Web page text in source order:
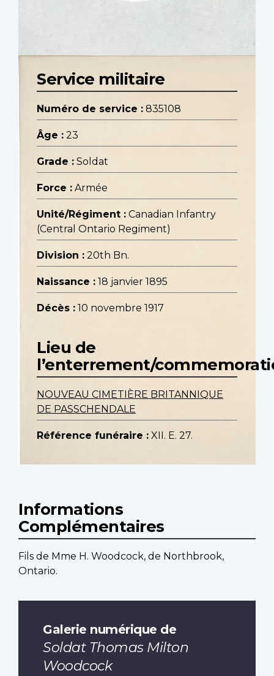
Service militaire
Numéro de service : 835108
Âge : 23
Grade : Soldat
Force : Armée
Unité/Régiment : Canadian Infantry
(Central Ontario Regiment)
Division : 20th Bn.
Naissance : 18 janvier 1895
Décès : 10 novembre 1917
Lieu de
l’enterrement/
NOUVEAU CIMETIÈRE BRITANNIQUE
DE PASSCHENDALE
Référence funéraire : XII. E. 27.
Informations
Complémentaires
Fils de Mme H. Woodcock, de Northbrook,
Ontario.
Galerie numérique de
Soldat Thomas Milton
Woodcock